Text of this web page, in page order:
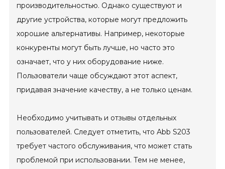
производительностью. Однако существуют и
другие устройства, которые могут предложить
хорошие альтернативы. Например, некоторые
конкуренты могут быть лучше, но часто это
означает, что у них оборудование ниже.
Пользователи чаще обсуждают этот аспект,
придавая значение качеству, а не только ценам.
Необходимо учитывать и отзывы отдельных
пользователей. Следует отметить, что Abb S203
требует частого обслуживания, что может стать
проблемой при использовании. Тем не менее,